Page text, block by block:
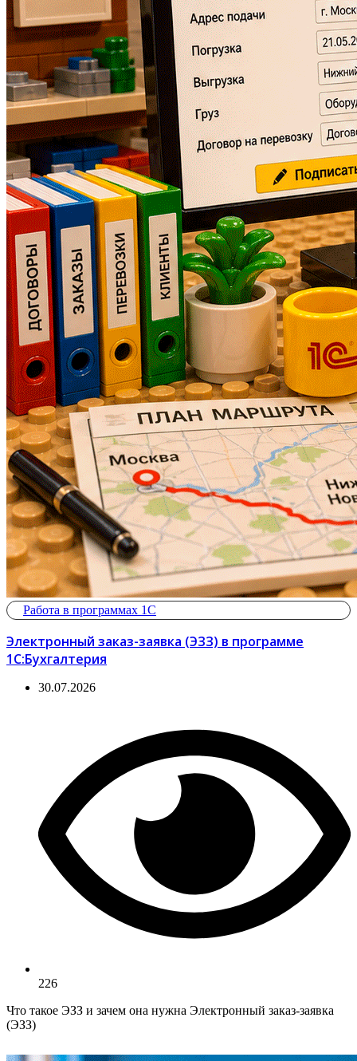
Работа в программах 1С
Электронный заказ-заявка (ЭЗЗ) в программе
1С:Бухгалтерия
30.07.2026
226
Что такое ЭЗЗ и зачем она нужна Электронный заказ‑заявка
(ЭЗЗ)